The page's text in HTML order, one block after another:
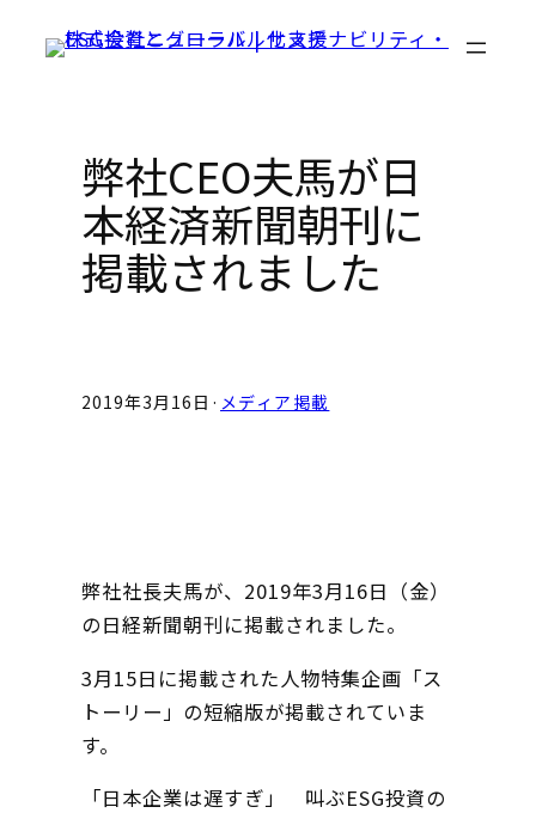
弊社CEO夫馬が日
本経済新聞朝刊に
掲載されました
2019年3月16日 · メディア掲載
弊社社長夫馬が、2019年3月16日（金）
の日経新聞朝刊に掲載されました。
3月15日に掲載された人物特集企画「ス
トーリー」の短縮版が掲載されていま
す。
「日本企業は遅すぎ」 叫ぶESG投資の